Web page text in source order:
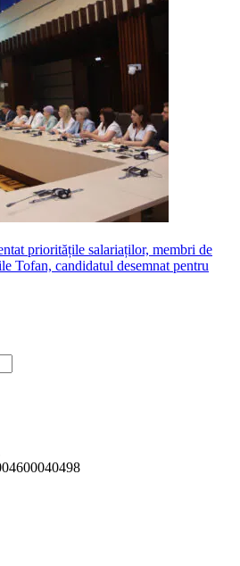
prioritățile salariaților, membri de
Tofan, candidatul desemnat pentru